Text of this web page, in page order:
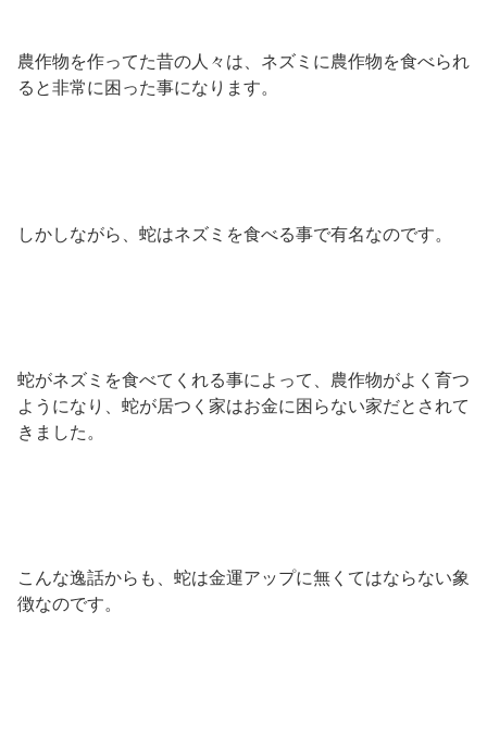
農作物を作ってた昔の人々は、ネズミに農作物を食べられ
ると非常に困った事になります。
しかしながら、蛇はネズミを食べる事で有名なのです。
蛇がネズミを食べてくれる事によって、農作物がよく育つ
ようになり、蛇が居つく家はお金に困らない家だとされて
きました。
こんな逸話からも、蛇は金運アップに無くてはならない象
徴なのです。